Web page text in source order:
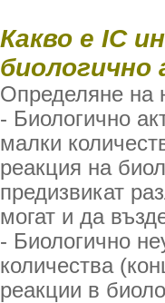
Какво е IC
Определяне на
- Биологично
малки
реакция на
предизвикат
могат и да
- Биологично
количества
реакции в